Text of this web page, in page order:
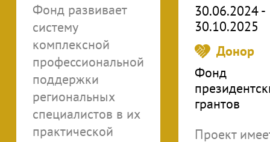
Фонд развивает
систему
комплексной
профессиональной
поддержки
региональных
специалистов в их
практической
30.06.2024 -
30.10.2025
Донор
Фонд
грантов
Проект